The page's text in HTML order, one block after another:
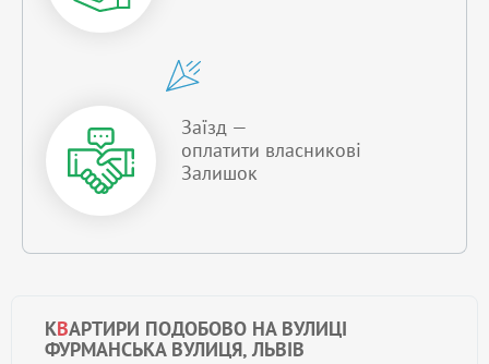
КВАРТИРИ ПОДОБОВО НА ВУЛИЦІ
ФУРМАНСЬКА ВУЛИЦЯ, ЛЬВІВ
Заїзд —
оплатити власникові
Залишок